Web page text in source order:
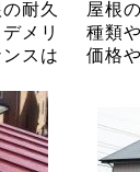
耐久
メリ
スは
屋根
種類
価格